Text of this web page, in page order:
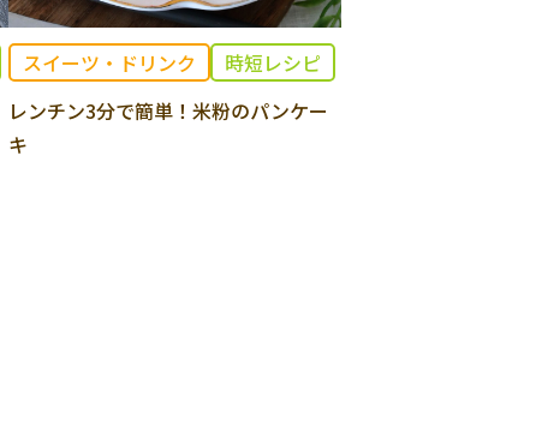
スイーツ・ドリンク
時短レシピ
レンチン3分で簡単！米粉のパンケー
キ